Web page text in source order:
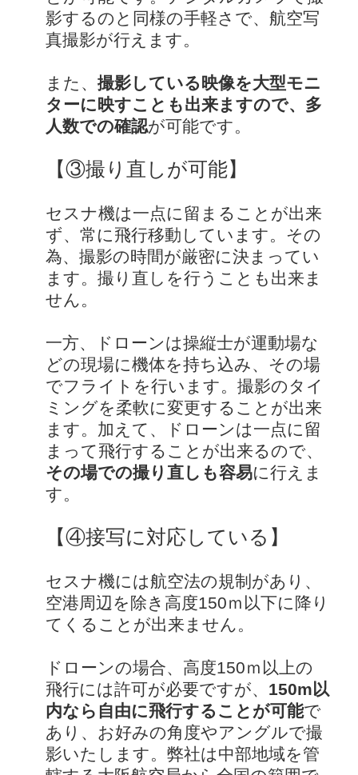
影するのと同様の手軽さで、航空写
真撮影が行えます。
また、 撮影している映像を大型モニ
ターに映すことも出来ますので、多
人数での確認が可能です。
【③撮り直しが可能】
セスナ機は一点に留まることが出来
ず、常に飛行移動しています。その
為、撮影の時間が厳密に決まってい
ます。撮り直しを行うことも出来ま
せん。
一方、ドローンは操縦士が運動場な
どの現場に機体を持ち込み、その場
でフライトを行います。撮影のタイ
ミングを柔軟に変更することが出来
ます。加えて、ドローンは一点に留
まって飛行することが出来るので、
その場での撮り直しも容易に行えま
す。
【④接写に対応している】
セスナ機には航空法の規制があり、
空港周辺を除き高度150ｍ以下に降り
てくることが出来ません。
ドローンの場合、高度150ｍ以上の
飛行には許可が必要ですが、 150m以
内なら自由に飛行することが可能で
あり、お好みの角度やアングルで撮
影いたします。弊社は中部地域を管